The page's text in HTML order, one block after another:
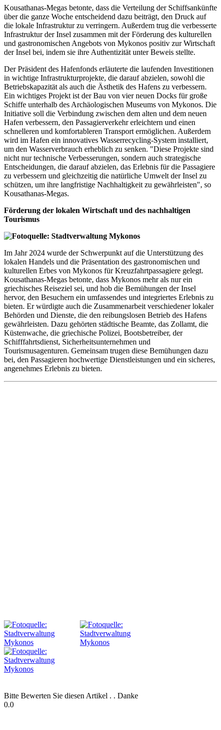
Kousathanas-Megas betonte, dass die Verteilung der Schiffsankünfte
über die ganze Woche entscheidend dazu beiträgt, den Druck auf
die lokale Infrastruktur zu verringern. Außerdem trug die verbesserte
Infrastruktur der Insel zusammen mit der Förderung des kulturellen
und gastronomischen Angebots von Mykonos positiv zur Wirtschaft
der Insel bei, indem sie ihre Authentizität unter Beweis stellte.
Der Präsident des Hafenfonds erläuterte die laufenden Investitionen
in wichtige Infrastrukturprojekte, die darauf abzielen, sowohl die
Betriebskapazität als auch die Ästhetik des Hafens zu verbessern.
Ein wichtiges Projekt ist der Bau von vier neuen Docks für große
Schiffe unterhalb des Archäologischen Museums von Mykonos. Die
Initiative soll die Verbindung zwischen dem alten und dem neuen
Hafen verbessern, den Passagierverkehr erleichtern und einen
schnelleren und komfortableren Transport ermöglichen. Außerdem
wird im Hafen ein innovatives Wasserrecycling-System installiert,
um den Wasserverbrauch erheblich zu senken. "Diese Projekte sind
nicht nur technische Verbesserungen, sondern auch strategische
Entscheidungen, die darauf abzielen, das Erlebnis für die Passagiere
zu verbessern und gleichzeitig die natürliche Umwelt der Insel zu
schützen, um ihre langfristige Nachhaltigkeit zu gewährleisten", so
Kousathanas-Megas.
Förderung der lokalen Wirtschaft und des nachhaltigen
Tourismus
Im Jahr 2024 wurde der Schwerpunkt auf die Unterstützung des
lokalen Handels und die Präsentation des gastronomischen und
kulturellen Erbes von Mykonos für Kreuzfahrtpassagiere gelegt.
Kousathanas-Megas betonte, dass Mykonos mehr als nur ein
griechisches Reiseziel sei, und hob die Bemühungen der Insel
hervor, den Besuchern ein umfassendes und integriertes Erlebnis zu
bieten. Er würdigte auch die Zusammenarbeit verschiedener lokaler
Behörden und Dienste, die den reibungslosen Betrieb des Hafens
gewährleisten. Dazu gehörten städtische Beamte, das Zollamt, die
Küstenwache, die griechische Polizei, Bootsbetreiber, der
Schifffahrtsdienst, Sicherheitsunternehmen und
Tourismusagenturen. Gemeinsam trugen diese Bemühungen dazu
bei, den Passagieren hochwertige Dienstleistungen und ein sicheres,
angenehmes Erlebnis zu bieten.
Bitte Bewerten Sie diesen Artikel . . Danke
0.0